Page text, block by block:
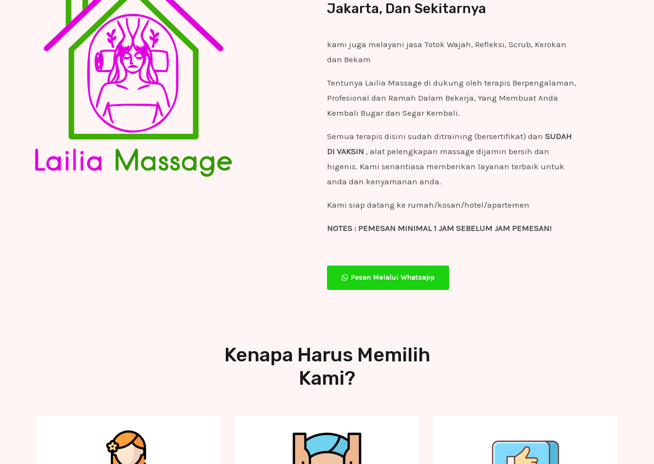
Jakarta, Dan Sekitarnya
kami juga melayani jasa Totok Wajah, Refleksi, Scrub, Kerokan
dan Bekam
Tentunya Lailia Massage di dukung oleh terapis Berpengalaman,
Profesional dan Ramah Dalam Bekerja, Yang Membuat Anda
Kembali Bugar dan Segar Kembali.
Semua terapis disini sudah ditraining (bersertifikat) dan SUDAH
DI VAKSIN , alat pelengkapan massage dijamin bersih dan
higenis. Kami senantiasa memberikan layanan terbaik untuk
anda dan kenyamanan anda.
Kami siap datang ke rumah/kosan/hotel/apartemen
NOTES : PEMESAN MINIMAL 1 JAM SEBELUM JAM PEMESAN!
Pesan Melalui Whatsapp
Kenapa Harus Memilih
Kami?